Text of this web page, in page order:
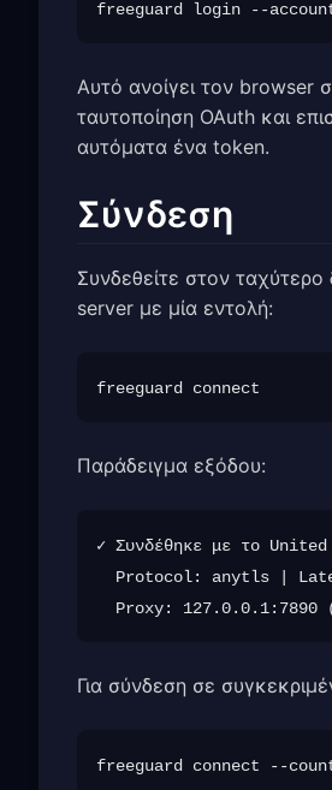
Αυτό ανοίγει τον browser
ταυτοποίηση OAuth και
αυτόματα ένα token.
Σύνδεση
Συνδεθείτε στον ταχύτερο
server με μία εντολή:
Παράδειγμα εξόδου:
✓ Συνδέθηκε με το
Protocol: anytls |
Για σύνδεση σε